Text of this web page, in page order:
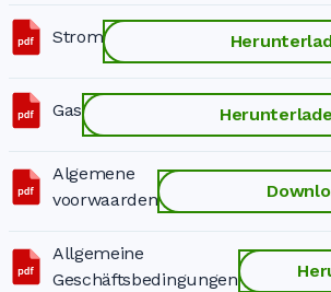
Strom
Gas
Algemene
voorwaarden
Allgemeine
Geschäftsbedingungen